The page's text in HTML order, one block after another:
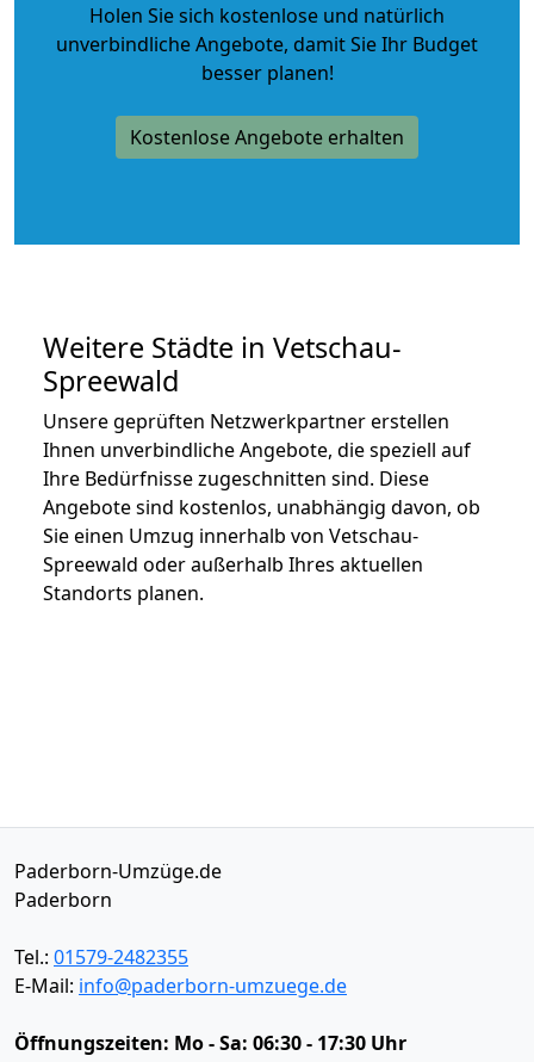
Holen Sie sich kostenlose und natürlich
unverbindliche Angebote, damit Sie Ihr Budget
besser planen!
Kostenlose Angebote erhalten
Weitere Städte in Vetschau-
Spreewald
Unsere geprüften Netzwerkpartner erstellen
Ihnen unverbindliche Angebote, die speziell auf
Ihre Bedürfnisse zugeschnitten sind. Diese
Angebote sind kostenlos, unabhängig davon, ob
Sie einen Umzug innerhalb von Vetschau-
Spreewald oder außerhalb Ihres aktuellen
Standorts planen.
Paderborn-Umzüge.de
Paderborn
Tel.: 01579-2482355
E-Mail: info@paderborn-umzuege.de
Öffnungszeiten: Mo - Sa: 06:30 - 17:30 Uhr